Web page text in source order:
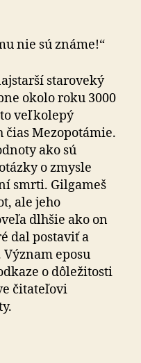
nie sú známe!“
staroveký
okolo roku 3000
veľkolepý
čias Mezopotámie.
ako sú
o zmysle
smrti. Gilgameš
ale jeho
dlhšie ako on
dal postaviť a
eposu
o dôležitosti
čitateľovi